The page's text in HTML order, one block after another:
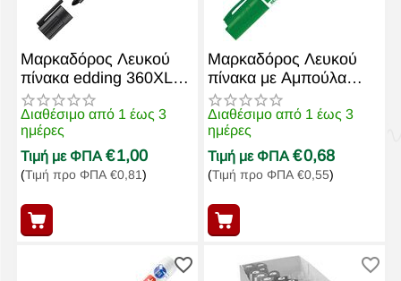
Μαρκαδόρος Λευκού
πίνακα edding 360XL
Μαύρο
Διαθέσιμο από 1 έως 3
ημέρες
Τιμή με ΦΠΑ €1,00
(Τιμή προ ΦΠΑ €0,81)
Μαρκαδόρος Λευκού
πίνακα με Αμπούλα
WB550 Πράσινος
Διαθέσιμο από 1 έως 3
ημέρες
Τιμή με ΦΠΑ €0,68
(Τιμή προ ΦΠΑ €0,55)